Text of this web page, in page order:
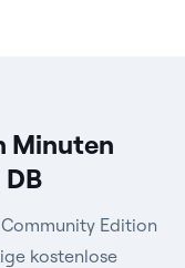
Minuten
Edition
kostenlose